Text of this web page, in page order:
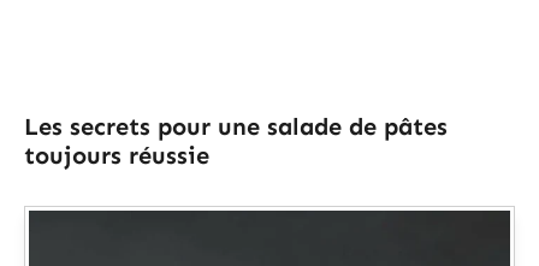
Les secrets pour une salade de pâtes
toujours réussie